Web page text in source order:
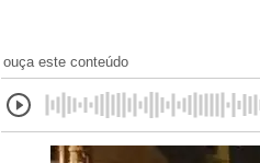
ouça este conteúdo